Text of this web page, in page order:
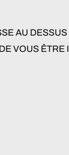
AU
VOUS ÊTRE